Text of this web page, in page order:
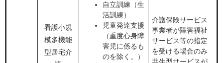
看護小規
模多機能
型居宅介
自立訓練（生
活訓練）
児童発達支援
（重度心身障
害児に係るも
のを除く。）
介護保険サービス
事業者が障害福祉
サービス等の指定
を受ける場合のみ